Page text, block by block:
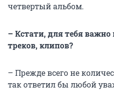
четвертый альбом.
– Кстати, для тебя важно
треков, клипов?
– Прежде всего не
так ответил бы любой